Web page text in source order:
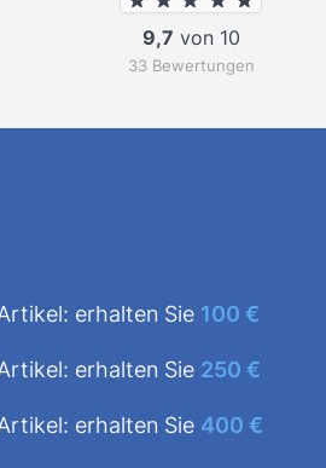
9,7 von 10
33 Bewertungen
erhalten Sie 100 €
erhalten Sie 250 €
erhalten Sie 400 €